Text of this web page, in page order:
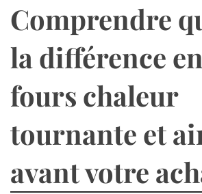
Comprendre
la différence
fours chaleur
tournante et
avant votre